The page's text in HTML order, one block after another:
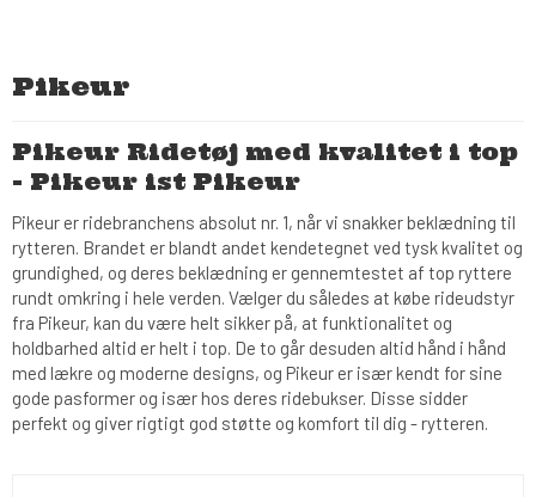
Pikeur
Pikeur Ridetøj med kvalitet i top
- Pikeur ist Pikeur
Pikeur er ridebranchens absolut nr. 1, når vi snakker beklædning til
rytteren. Brandet er blandt andet kendetegnet ved tysk kvalitet og
grundighed, og deres beklædning er gennemtestet af top ryttere
rundt omkring i hele verden. Vælger du således at købe rideudstyr
fra Pikeur, kan du være helt sikker på, at funktionalitet og
holdbarhed altid er helt i top. De to går desuden altid hånd i hånd
med lækre og moderne designs, og Pikeur er især kendt for sine
gode pasformer og især hos deres ridebukser. Disse sidder
perfekt og giver rigtigt god støtte og komfort til dig - rytteren.